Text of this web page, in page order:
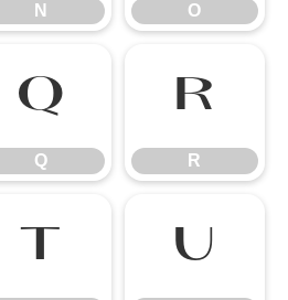
N O
Q
Q
R
R
T U